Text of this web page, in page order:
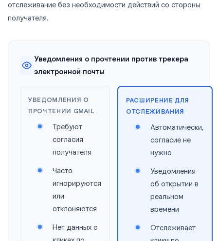
отслеживание без необходимости действий со стороны
получателя.
Уведомления о прочтении против трекера
электронной почты
УВЕДОМЛЕНИЯ О
ПРОЧТЕНИИ GMAIL
Требуют
согласия
получателя
Часто
игнорируются
или
отклоняются
Нет данных о
РАСШИРЕНИЕ ДЛЯ
ОТСЛЕЖИВАНИЯ
Автоматически,
согласие не
нужно
Уведомления
об открытии в
реальном
времени
Отслеживает